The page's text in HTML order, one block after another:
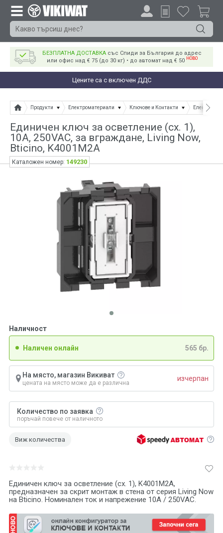
БЕЗПЛАТНА ДОСТАВКА със Спиди за България до адрес
или офис над € 75 (до 30 кг) • до автомат над € 50 НОВО
Цените са с включен ДДС
Продукти Електроматериали Ключове и Контакти
Единичен ключ за осветление (сх. 1),
10A, 250VAC, за вграждане, Living Now,
Bticino, K4001M2A
Единичен ключ за осветление (сх. 1), K4001M2A,
предназначен за скрит монтаж в стена от серия Living Now
на Bticino. Номинален ток и напрежение 10А / 250VAC.
Наличност
Наличен онлайн 565 бр.
На място, магазин Викиват
цената на място може да е различна
изчерпан
Количество по заявка
поръчай повече от наличното
Виж количества
Каталожен номер: 149230